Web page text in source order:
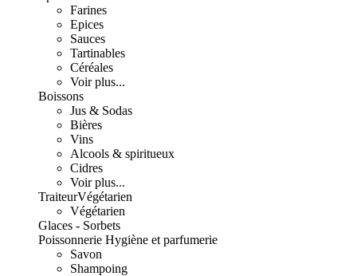
Farines
Epices
Sauces
Tartinables
Céréales
Voir plus...
Boissons
Jus & Sodas
Bières
Vins
Alcools & spiritueux
Cidres
Voir plus...
TraiteurVégétarien
Végétarien
Glaces - Sorbets
Poissonnerie Hygiène et parfumerie
Savon
Shampoing